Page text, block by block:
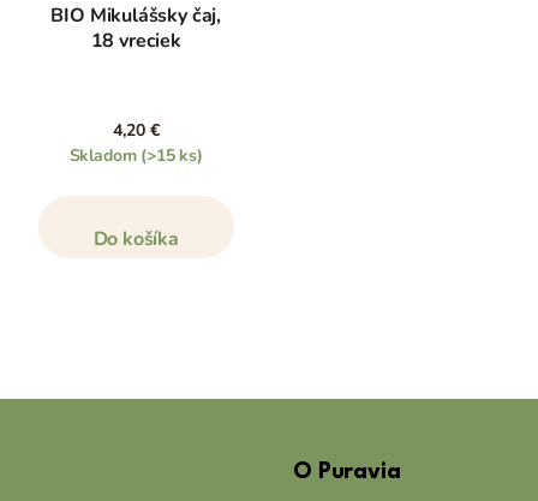
BIO Mikulášsky čaj,
18 vreciek
4,20 €
Skladom (>15 ks)
Do košíka
O Puravia